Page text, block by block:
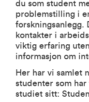
du som student
problemstilling i
forskningsanlegg.
kontakter i
viktig erfaring
informasjon om
Her har vi samlet
studenter som
studiet sitt: